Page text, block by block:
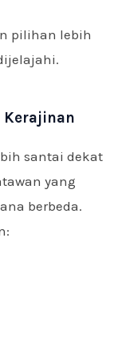
pilihan lebih
Kerajinan
santai dekat
yang
berbeda.